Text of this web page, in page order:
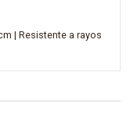
| Resistente a rayos